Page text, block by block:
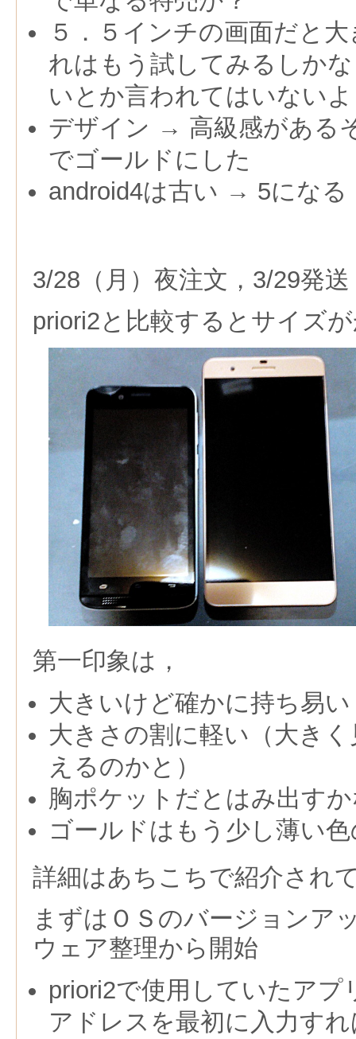
５．５インチの画面だと
れはもう試してみるしか
いとか言われてはいない
デザイン → 高級感がある
でゴールドにした
android4は古い → 5になる
3/28（月）夜注文，3/29発
priori2と比較するとサイズ
第一印象は，
大きいけど確かに持ち易い
大きさの割に軽い（大き
えるのかと）
胸ポケットだとはみ出す
ゴールドはもう少し薄い
詳細はあちこちで紹介され
まずはＯＳのバージョンア
ウェア整理から開始
priori2で使用していたアプ
アドレスを最初に入力す